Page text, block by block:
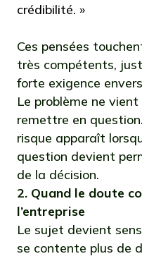
crédibilité. »
Ces pensées
très compétents,
forte exigence
Le problème ne
remettre en
risque apparaît
question devient
de la décision.
2. Quand le doute
l’entreprise
Le sujet devient
se contente plus de